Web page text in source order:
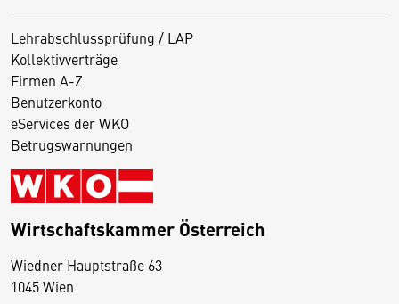
Lehrabschlussprüfung / LAP
Kollektivverträge
Firmen A-Z
Benutzerkonto
eServices der WKO
Betrugswarnungen
Wirtschaftskammer Österreich
Wiedner Hauptstraße 63
1045 Wien
D